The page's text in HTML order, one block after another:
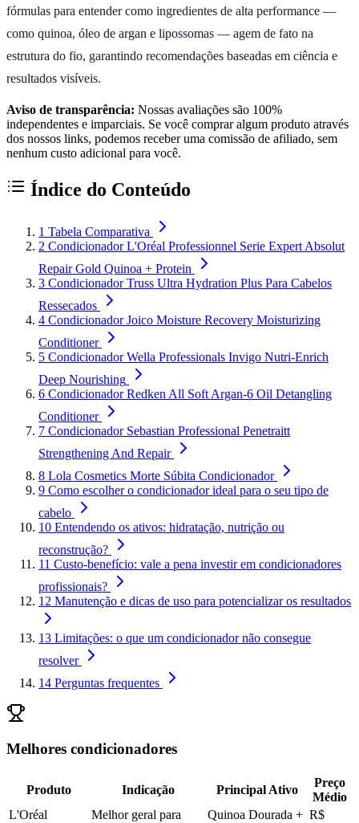
fórmulas para entender como ingredientes de alta performance —
como quinoa, óleo de argan e lipossomas — agem de fato na
estrutura do fio, garantindo recomendações baseadas em ciência e
resultados visíveis.
Aviso de transparência: Nossas avaliações são 100%
independentes e imparciais. Se você comprar algum produto através
dos nossos links, podemos receber uma comissão de afiliado, sem
nenhum custo adicional para você.
Índice do Conteúdo
1 Tabela Comparativa
2 Condicionador L'Oréal Professionnel Serie Expert Absolut
Repair Gold Quinoa + Protein
3 Condicionador Truss Ultra Hydration Plus Para Cabelos
Ressecados
4 Condicionador Joico Moisture Recovery Moisturizing
Conditioner
5 Condicionador Wella Professionals Invigo Nutri-Enrich
Deep Nourishing
6 Condicionador Redken All Soft Argan-6 Oil Detangling
Conditioner
7 Condicionador Sebastian Professional Penetraitt
Strengthening And Repair
8 Lola Cosmetics Morte Súbita Condicionador
9 Como escolher o condicionador ideal para o seu tipo de
cabelo
10 Entendendo os ativos: hidratação, nutrição ou
reconstrução?
11 Custo-benefício: vale a pena investir em condicionadores
profissionais?
12 Manutenção e dicas de uso para potencializar os resultados
13 Limitações: o que um condicionador não consegue
resolver
14 Perguntas frequentes
Melhores condicionadores
Produto Indicação Principal Ativo
Preço
Médio
L'Oréal
Melhor geral para
Quinoa Dourada + R$